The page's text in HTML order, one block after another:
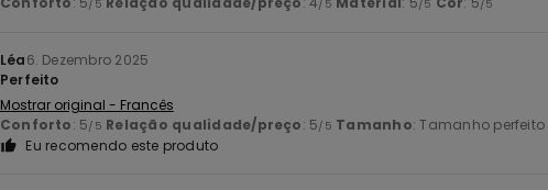
/5 /5 /5 /5
Léa6. Dezembro 2025
Perfeito
Mostrar original - Francês
Conforto: 5/5 Relação qualidade/preço: 5/5 Tamanho: Tamanho perfeito
Eu recomendo este produto